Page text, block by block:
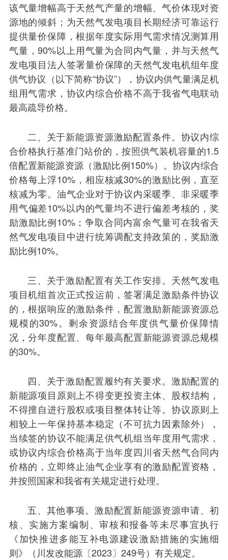
该气量增幅高于天然气产量的增幅、气价体现对资
源地的倾斜；为天然气发电项目长期经济可靠运行
提供量价保障，根据年度实际用气需求情况测算用
气量，90%以上用气量为合同内气量，并与天然气
发电项目法人签署量价保障的天然气发电机组年度
供气协议（以下简称“协议”），协议内供气量满足机
组用气需求，协议内综合价格不高于我省气电联动
最高疏导价格。
二、关于新能源资源激励配置条件。协议内综
合价格执行基准门站价的，按照供气装机容量的1.5
倍配置新能源资源（激励比例150%）。协议内综合
价格每上浮10%，相应核减30%的激励比例，直至
核减为零。油气企业对于协议内采暖季、非采暖季
用气偏差10%以内的气量均不进行偏差考核的，奖
励激励比例10%；争取合同内富余气量可在我省天
然气发电项目中进行统筹调配支持政策的，奖励激
励比例10%。
三、关于激励配置有关工作安排。天然气发电
项目机组首次正式投运前，签署满足激励条件协议
的，根据响应的激励条件，配置激励新能源资源总
规模的30%。剩余资源结合年度供气量价保障情
况，分年度配置、每年最高配置新能源资源总规模
的30%。
四、关于激励配置履约有关要求。激励配置的
新能源项目原则上不得变更投资主体、股权结构，
不得擅自进行股权或项目整体转让等。协议原则上
相较上一年保持基本稳定（不可抗力因素除外），
当续签的协议不能满足供气机组当年度用气需求，
或协议内综合价格高于当年度四川省天然气合同内
价格的，立即终止油气企业享有的激励配置资格，
并按照国家和我省有关规定进行处理。
五、其他事项。激励配置新能源资源申请、初
核、实施方案编制、审核和报备等未尽事宜执行
《加快推进多能互补电源建设激励措施的实施细
则》（川发改能源〔2023〕249号）有关规定。